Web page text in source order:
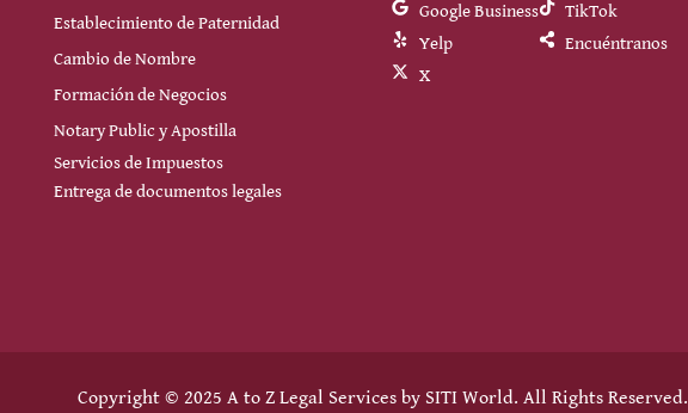
Establecimiento de Paternidad
Cambio de Nombre
Formación de Negocios
Notary Public y Apostilla
Servicios de Impuestos
Entrega de documentos legales
Google Business
Yelp
X
TikTok
Encuéntranos
Copyright © 2025 A to Z Legal Services by SITI World. All Rights Reserved.